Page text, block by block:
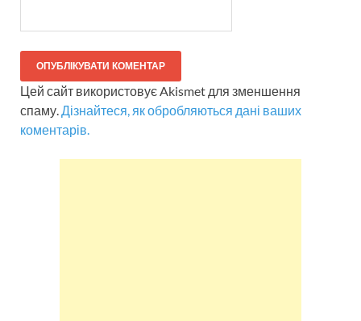
Цей сайт використовує Akismet для зменшення
спаму.Дізнайтеся, як обробляються дані ваших
коментарів.